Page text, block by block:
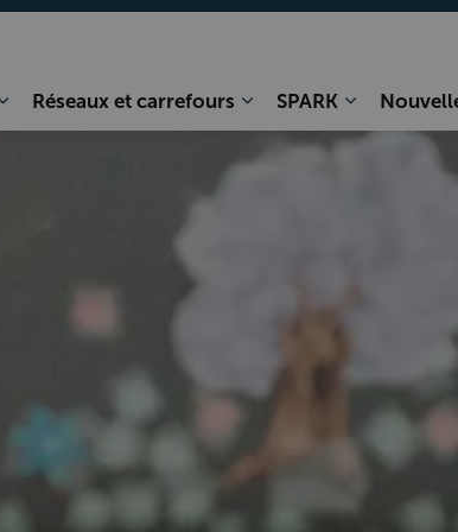
Élargir les sous-pages Plaidoyer
Réseaux et carrefours
Élargir les sous-pages
SPARK
Élargir les